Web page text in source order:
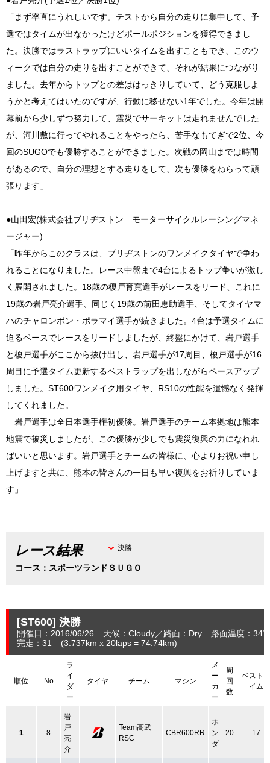
「まず率直にうれしいです。テストから自分の走りに集中して、予
選ではタイムが出なかったけどポールポジションを獲得できまし
た。決勝ではラストラップにいいタイムを出すこともでき、このウ
ィークでは自分の走りを出すことができて、それが結果につながり
ました。去年からトップとの差ははっきりしていて、どう克服しよ
うかと考えてはいたのですが、行動に移せない1年でした。今年は開
幕前から少しずつ努力して、震災でサーキットは走れませんでした
が、河川敷に行ってやれることをやったら、苦手なもてぎで2位、今
回のSUGOでも優勝することができました。次戦の岡山までは時間
があるので、自分の理想とする走りをして、次も優勝をねらって頑
張ります」
●山田宏(株式会社ブリヂストン モーターサイクルレーシングマネ
ージャー)
「昨年からこのクラスは、ブリヂストンのワンメイクタイヤで争わ
れることになりました。レース中盤まで4台によるトップ争いが激し
く展開されました。18歳の榎戸育寛選手がレースをリード、これに
19歳の岩戸亮介選手、同じく19歳の前田恵助選手、そしてタイヤマ
ハのチャロンポン・ポラマイ選手が続きました。4台は予選タイムに
迫るペースでレースをリードしましたが、終盤にかけて、岩戸選手
と榎戸選手がここから抜け出し、岩戸選手が17周目、榎戸選手が16
周目に予選タイム更新するベストラップを出しながらペースアップ
しました。ST600ワンメイク用タイヤ、RS10の性能を遺憾なく発揮
してくれました。
岩戸選手は全日本選手権初優勝。岩戸選手のチーム本拠地は熊本
地震で被災しましたが、この優勝が少しでも震災復興の力になれれ
ばいいと思います。岩戸選手とチームの皆様に、心よりお祝い申し
上げますと共に、熊本の皆さんの一日も早い復興をお祈りしていま
す」
レース結果
コース：スポーツランドＳＵＧＯ
決勝
[ST600] 決勝
開催日：2016/06/26 天候：Cloudy 路面：Dry
路面温度：34℃
完走：31
(3.737km x 20laps = 74.74km)
順位 No
ラ
イ
ダ
ー
タイヤ チーム マシン
メ
ー
カ
ー
周
回
数
ベストタ
イム
1 8
岩
戸
亮
介
Team高武
RSC
CBR600RR
ホ
ン
ダ
20 17